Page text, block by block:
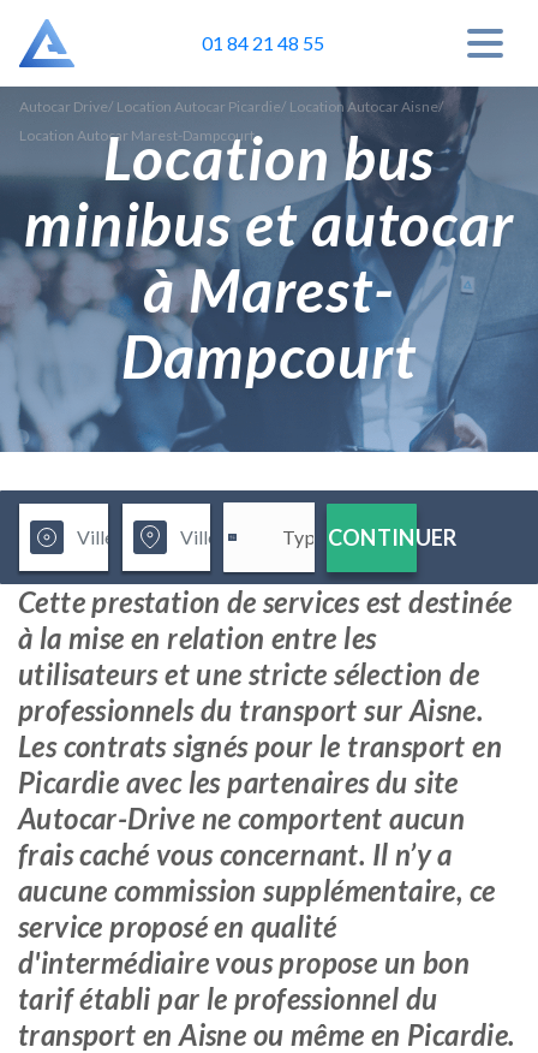
01 84 21 48 55
Autocar Drive/ Location Autocar Picardie/ Location Autocar Aisne/
Location Autocar Marest-Dampcourt
Location bus
minibus et autocar
à Marest-
Dampcourt
CONTINUER
Cette prestation de services est destinée
à la mise en relation entre les
utilisateurs et une stricte sélection de
professionnels du transport sur Aisne.
Les contrats signés pour le transport en
Picardie avec les partenaires du site
Autocar-Drive ne comportent aucun
frais caché vous concernant. Il n’y a
aucune commission supplémentaire, ce
service proposé en qualité
d'intermédiaire vous propose un bon
tarif établi par le professionnel du
transport en Aisne ou même en Picardie.